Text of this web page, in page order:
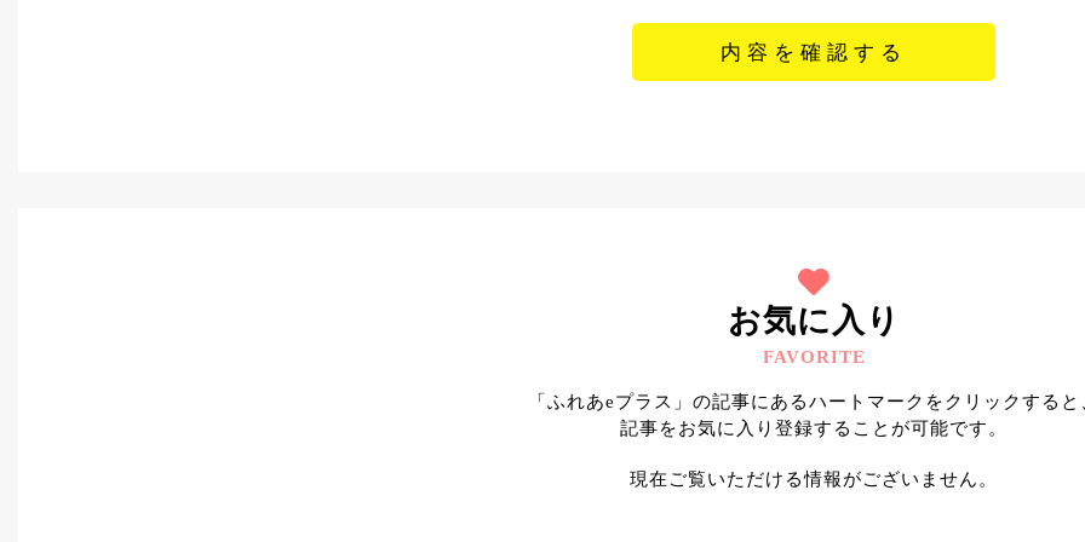
お気に入り
FAVORITE
「ふれあeプラス」の記事にあるハートマークをクリックすると
記事をお気に入り登録することが可能です。
現在ご覧いただける情報がございません。